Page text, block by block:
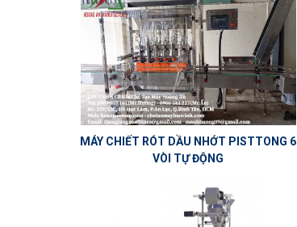
MÁY CHIẾT RÓT DẦU NHỚT PISTTONG 6
VÒI TỰ ĐỘNG